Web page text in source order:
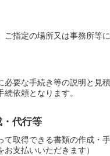
ご指定の場所又は事務所等
必要な手続き等の説明と見
続依頼となります。
代行等
て取得できる書類の作成・
お支払いいただきます）